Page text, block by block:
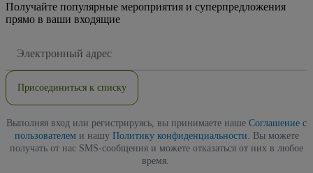
Получайте популярные мероприятия и суперпредложения
прямо в ваши входящие
электронной
Присоединиться к списку
Выполняя вход или регистрируясь, вы принимаете наше Соглашение с
пользователеми нашу Политику конфиденциальности. Вы можете
получать от нас SMS-сообщения и можете отказаться от них в любое
время.